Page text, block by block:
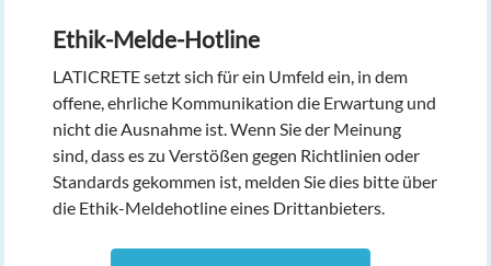
Ethik-Melde-Hotline
LATICRETE setzt sich für ein Umfeld ein, in dem
offene, ehrliche Kommunikation die Erwartung und
nicht die Ausnahme ist. Wenn Sie der Meinung
sind, dass es zu Verstößen gegen Richtlinien oder
Standards gekommen ist, melden Sie dies bitte über
die Ethik-Meldehotline eines Drittanbieters.